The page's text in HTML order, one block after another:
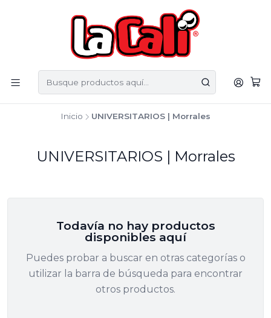
Inicio UNIVERSITARIOS | Morrales
UNIVERSITARIOS | Morrales
Todavía no hay productos
disponibles aquí
Puedes probar a buscar en otras categorías o
utilizar la barra de búsqueda para encontrar
otros productos.